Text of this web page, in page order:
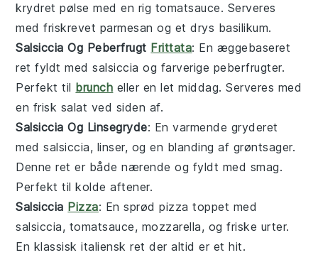
krydretpølse med en rig tomatsauce. Serveres
med friskrevet parmesan og et drys basilikum.
Salsiccia Og Peberfrugt Frittata: En æggebaseret
ret fyldt medsalsiccia og farverige peberfrugter.
Perfekt til brunch eller en letmiddag. Serveres med
en frisk salat ved siden af.
Salsiccia Og Linsegryde: En varmende gryderet
medsalsiccia, linser, og en blanding af grøntsager.
Denneret er både nærende og fyldt med smag.
Perfekt til kolde aftener.
Salsiccia Pizza: En sprødpizza toppet med
salsiccia, tomatsauce, mozzarella, og friske urter.
En klassiskitaliensk ret der altid er et hit.